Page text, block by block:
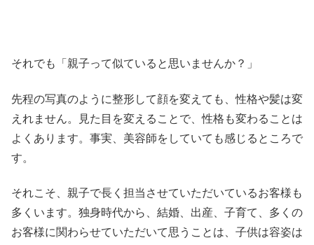
それでも「親子って似ていると思いませんか？」
先程の写真のように整形して顔を変えても、性格や髪は変
えれません。見た目を変えることで、性格も変わることは
よくあります。事実、美容師をしていても感じるところで
す。
それこそ、親子で長く担当させていただいているお客様も
多くいます。独身時代から、結婚、出産、子育て、多くの
お客様に関わらせていただいて思うことは、子供は容姿は